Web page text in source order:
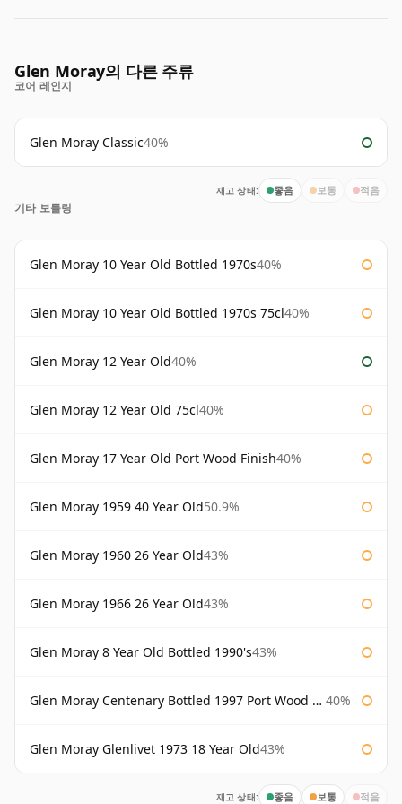
Glen Moray의 다른 주류
코어 레인지
Glen Moray Classic40%
재고 상태: 좋음 보통 적음
기타 보틀링
Glen Moray 10 Year Old Bottled 1970s40%
Glen Moray 10 Year Old Bottled 1970s 75cl40%
Glen Moray 12 Year Old40%
Glen Moray 12 Year Old 75cl40%
Glen Moray 17 Year Old Port Wood Finish40%
Glen Moray 1959 40 Year Old50.9%
Glen Moray 1960 26 Year Old43%
Glen Moray 1966 26 Year Old43%
Glen Moray 8 Year Old Bottled 1990's43%
Glen Moray Centenary Bottled 1997 Port Wood Finish 40%
Glen Moray Glenlivet 1973 18 Year Old43%
재고 상태: 좋음 보통 적음